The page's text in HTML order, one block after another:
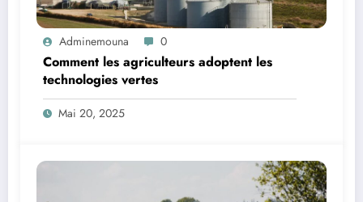
Adminemouna 0
Comment les agriculteurs adoptent les
technologies vertes
Mai 20, 2025